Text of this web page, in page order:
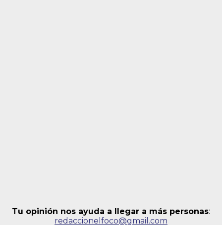
Tu opinión nos ayuda a llegar a más personas:
redaccionelfoco@gmail.com